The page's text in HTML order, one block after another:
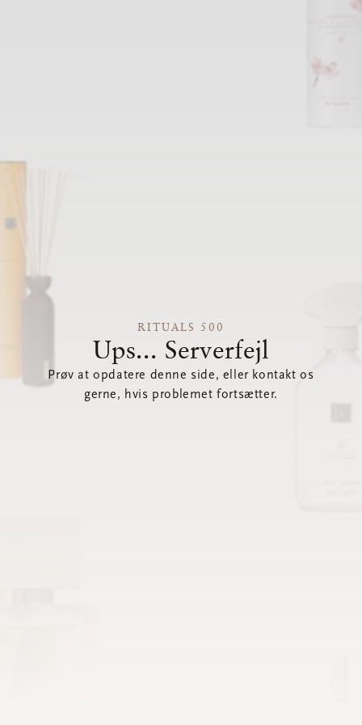
RITUALS 500
Ups... Serverfejl
Prøv at opdatere denne side, eller kontakt os
gerne, hvis problemet fortsætter.